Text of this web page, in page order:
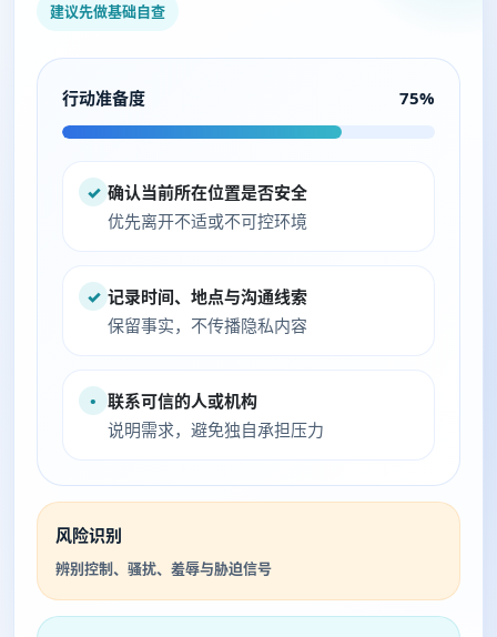
建议先做基础自查
行动准备度 75%
✓ 确认当前所在位置是否安全
优先离开不适或不可控环境
✓ 记录时间、地点与沟通线索
保留事实，不传播隐私内容
• 联系可信的人或机构
说明需求，避免独自承担压力
风险识别
辨别控制、骚扰、羞辱与胁迫信号